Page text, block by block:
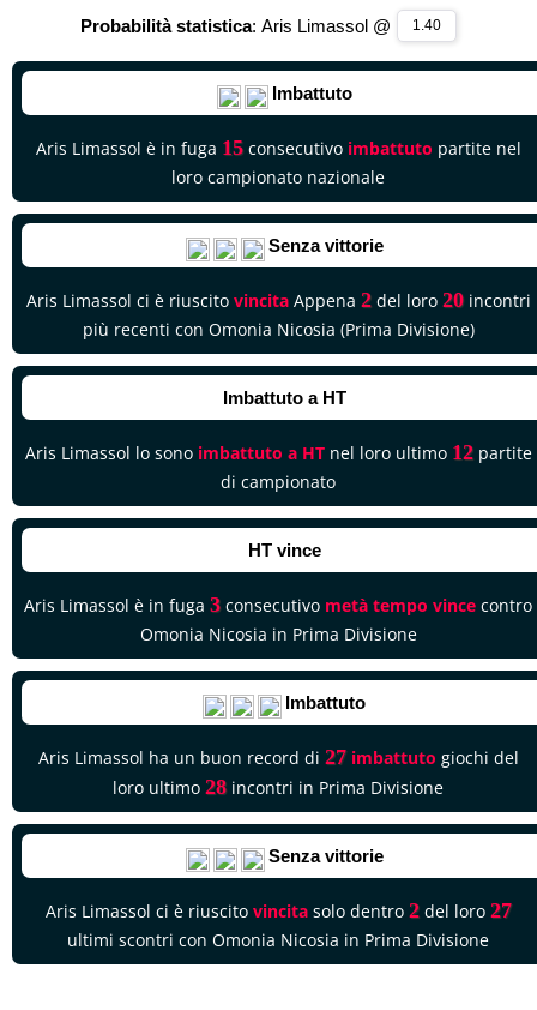
Probabilità statistica: Aris Limassol @ 1.40
Imbattuto
Aris Limassol è in fuga 15consecutivo imbattuto partite nel
loro campionato nazionale
Senza vittorie
Aris Limassol ci è riuscito vincitaAppena 2del loro 20incontri
più recenti con Omonia Nicosia (Prima Divisione)
Imbattuto a HT
Aris Limassol lo sono imbattuto a HTnel loro ultimo 12partite
di campionato
HT vince
Aris Limassol è in fuga 3 consecutivo metà tempo vince contro
Omonia Nicosia in Prima Divisione
Imbattuto
Aris Limassol ha un buon record di 27 imbattuto giochi del
loro ultimo 28 incontri in Prima Divisione
Senza vittorie
Aris Limassol ci è riuscito vincitasolo dentro 2del loro 27
ultimi scontri con Omonia Nicosia in Prima Divisione